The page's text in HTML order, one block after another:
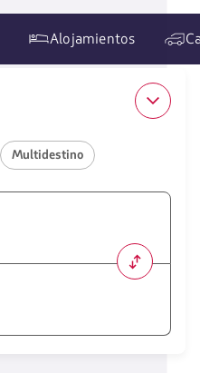
Alojamientos
Multidestino